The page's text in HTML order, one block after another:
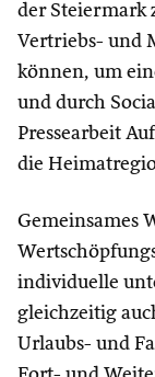
der Steiermark
Vertriebs- und
können, um
und durch
Pressearbeit
die
Gemeinsames
individuelle
gleichzeitig
Urlaubs- und